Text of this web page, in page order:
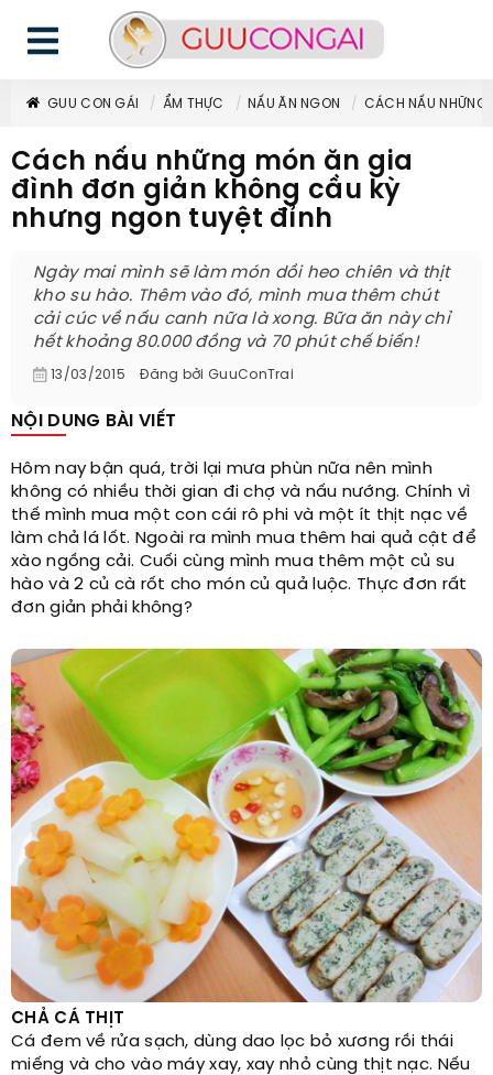
GUU CON GÁI ẨM THỰC NẤU ĂN NGON CÁCH NẤU NHỮNG
Cách nấu những món ăn gia
đình đơn giản không cầu kỳ
nhưng ngon tuyệt đỉnh
Ngày mai mình sẽ làm món dồi heo chiên và thịt
kho su hào. Thêm vào đó, mình mua thêm chút
cải cúc về nấu canh nữa là xong. Bữa ăn này chỉ
hết khoảng 80.000 đồng và 70 phút chế biến!
13/03/2015 Đăng bởi GuuConTrai
NỘI DUNG BÀI VIẾT
Hôm nay bận quá, trời lại mưa phùn nữa nên mình
không có nhiều thời gian đi chợ và nấu nướng. Chính vì
thế mình mua một con cái rô phi và một ít thịt nạc về
làm chả lá lốt. Ngoài ra mình mua thêm hai quả cật để
xào ngồng cải. Cuối cùng mình mua thêm một củ su
hào và 2 củ cà rốt cho món củ quả luộc. Thực đơn rất
đơn giản phải không?
CHẢ CÁ THỊT
Cá đem về rửa sạch, dùng dao lọc bỏ xương rồi thái
miếng và cho vào máy xay, xay nhỏ cùng thịt nạc. Nếu